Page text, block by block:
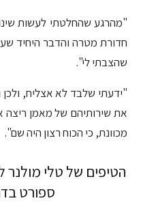
"מהרגע שהחלטתי לעשות
חדורת מטרה והדבר היחיד
שהצבתי לי".
"ידעתי שלבד לא אצליח, ולכן
את שירותיהם של מאמן ריצה
מכוונת, כי הכוח רצון היה שם".
הטיפים של טלי מולנר
ספורט